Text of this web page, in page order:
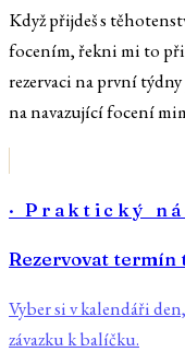
Když přijdeš s
focením, řekni mi to
rezervaci na první
na navazující focení
· Praktický
Rezervovat termín
Vyber si v kalendáři
závazku k balíčku.